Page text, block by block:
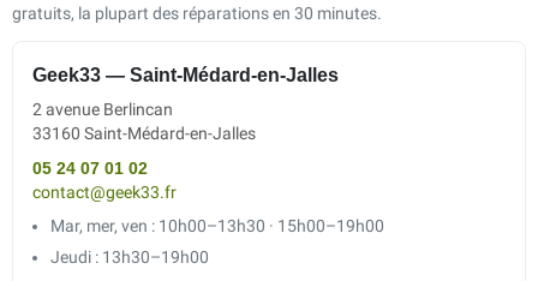
gratuits, la plupart des réparations en 30 minutes.
Geek33 — Saint-Médard-en-Jalles
2 avenue Berlincan
33160 Saint-Médard-en-Jalles
05 24 07 01 02
contact@geek33.fr
Mar, mer, ven : 10h00–13h30 · 15h00–19h00
Jeudi : 13h30–19h00